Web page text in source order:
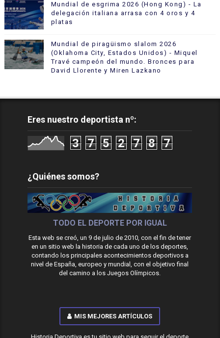
Mundial de esgrima 2026 (Hong Kong) - La
delegación italiana arrasa con 4 oros y 4
platas
Mundial de piragüismo slalom 2026
(Oklahoma City, Estados Unidos) - Miquel
Travé campeón del mundo. Bronces para
David Llorente y Miren Lazkano
Eres nuestro deportista nº:
3 7 5 2 7 8 7
¿Quiénes somos?
TODO EL DEPORTE POR IGUAL
Esta web se creó, un 9 de julio de 2010, con el fin de tener
en un sitio web la historia de cada uno de los deportes,
contando los principales acontecimientos deportivos a
nivel de España, europeo y mundial, con el objetivo final
del camino a los Juegos Olímpicos.
MIS MEJORES ARTÍCULOS